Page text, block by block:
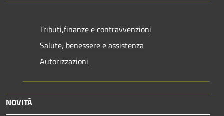
Tributi,finanze e contravvenzioni
Salute, benessere e assistenza
Autorizzazioni
NOVITÀ